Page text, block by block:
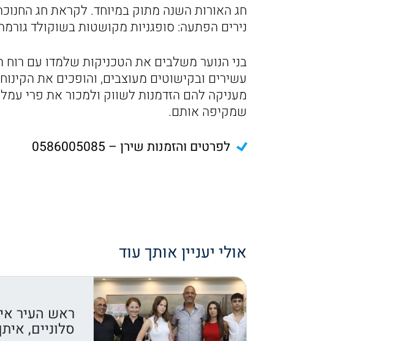
חג האורות השנה מתוק במיוחד. לקראת חג
נירים הפתעה: סופגניות מקושטות בשוקולד
בני הנוער משלבים את הטכניקות שלמדו עם
עשירים ובקישוטים מעוצבים, והופכים את
מעניקה להם הזדמנות לשווק ולמכור את פרי
שמקיפה אותם.
לפרטים והזמנות שירן – 0586005085
אולי יעניין אותך עוד
ראש העיר
סלוניים,